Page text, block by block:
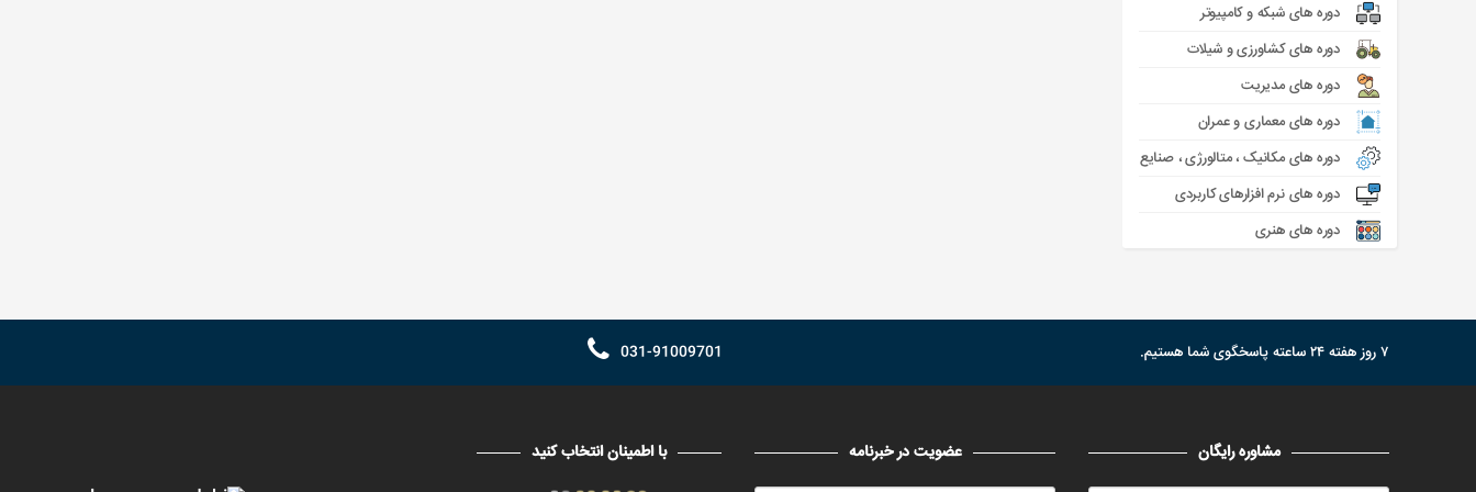
دوره های شبکه و کامپیوتر
دوره های کشاورزی و شیلات
دوره های مدیریت
دوره های معماری و عمران
دوره های مکانیک ، متالورژی ، صنایع
دوره های نرم افزارهای کاربردی
دوره های هنری
۷ روز هفته ۲۴ ساعته پاسخگوی شما هستیم. 031-91009701
مشاوره رایگان عضویت در خبرنامه با اطمینان انتخاب کنید